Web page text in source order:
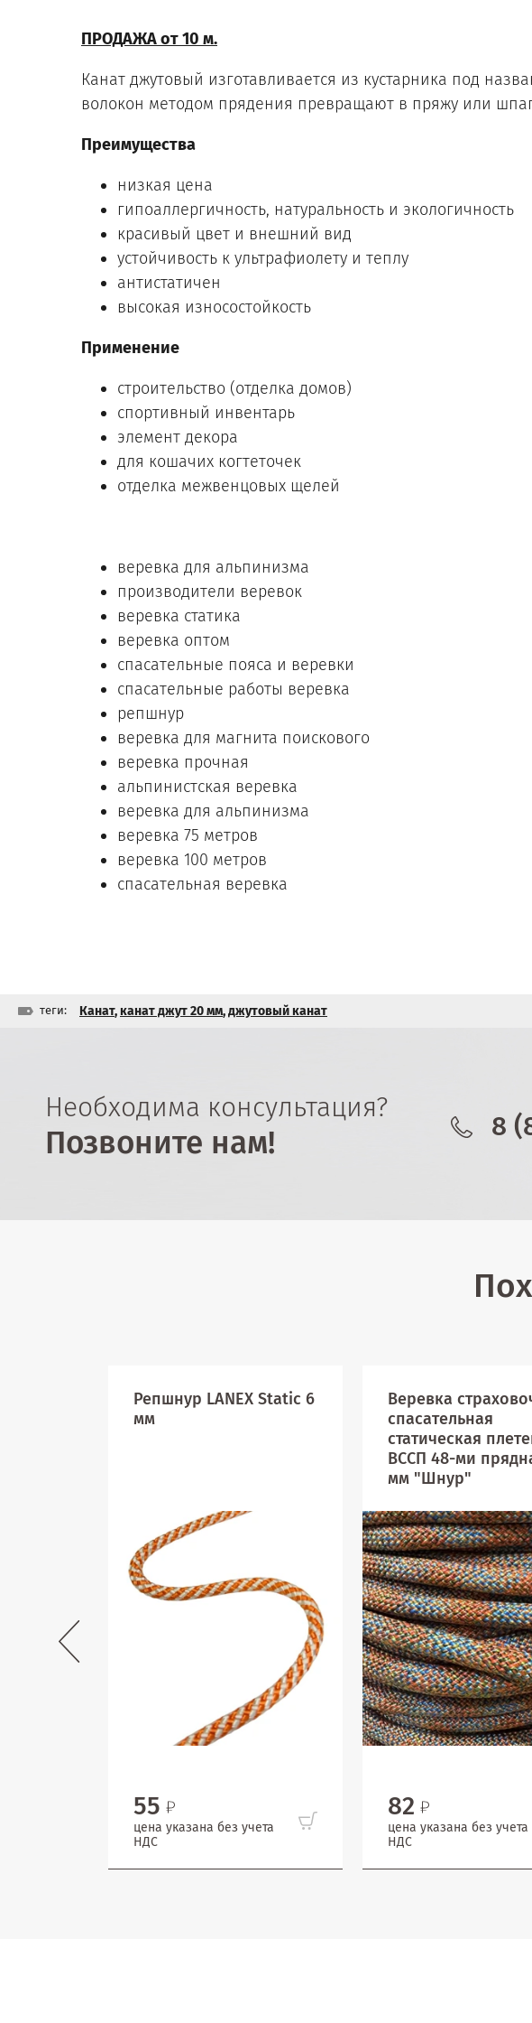
ПРОДАЖА от 10 м.
Канат джутовый изготавливается из кустарника под
волокон методом прядения превращают в пряжу или
Преимущества
низкая цена
гипоаллергичность, натуральность и экологичность
красивый цвет и внешний вид
устойчивость к ультрафиолету и теплу
антистатичен
высокая износостойкость
Применение
строительство (отделка домов)
спортивный инвентарь
элемент декора
для кошачих когтеточек
отделка межвенцовых щелей
веревка для альпинизма
производители веревок
веревка статика
веревка оптом
спасательные пояса и веревки
спасательные работы веревка
репшнур
веревка для магнита поискового
веревка прочная
альпинистская веревка
веревка для альпинизма
веревка 75 метров
веревка 100 метров
спасательная веревка
теги: Канат,канат джут 20 мм,джутовый канат
Необходима консультация?
Позвоните нам! 8
Репшнур LANEX Static 6
мм
55
цена указана без учета
НДС
Веревка
спасательная
статическая
ВССП 48-ми
мм "Шнур"
82
цена указана без учета
НДС